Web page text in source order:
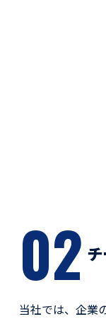
02
当社では、企業